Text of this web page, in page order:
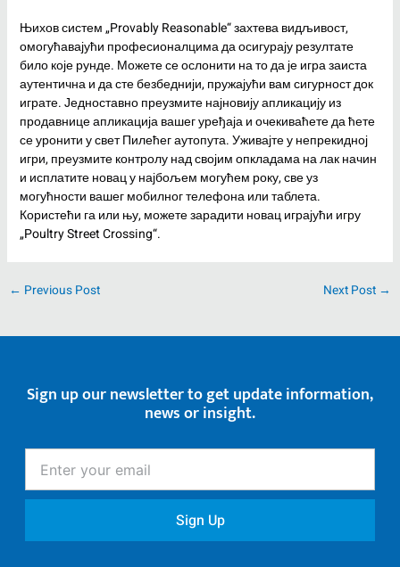
Њихов систем „Provably Reasonable“ захтева видљивост,
омогућавајући професионалцима да осигурају резултате
било које рунде. Можете се ослонити на то да је игра заиста
аутентична и да сте безбеднији, пружајући вам сигурност док
играте. Једноставно преузмите најновију апликацију из
продавнице апликација вашег уређаја и очекиваћете да ћете
се уронити у свет Пилећег аутопута. Уживајте у непрекидној
игри, преузмите контролу над својим опкладама на лак начин
и исплатите новац у најбољем могућем року, све уз
могућности вашег мобилног телефона или таблета.
Користећи га или њу, можете зарадити новац играјући игру
„Poultry Street Crossing“.
← Previous Post Next Post →
Sign up our newsletter to get update information,
news or insight.
your
email
Sign Up